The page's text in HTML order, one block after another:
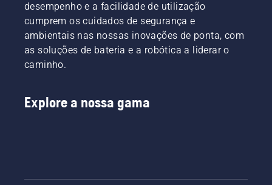
desempenho e a facilidade de utilização
cumprem os cuidados de segurança e
ambientais nas nossas inovações de ponta, com
as soluções de bateria e a robótica a liderar o
caminho.
Explore a nossa gama